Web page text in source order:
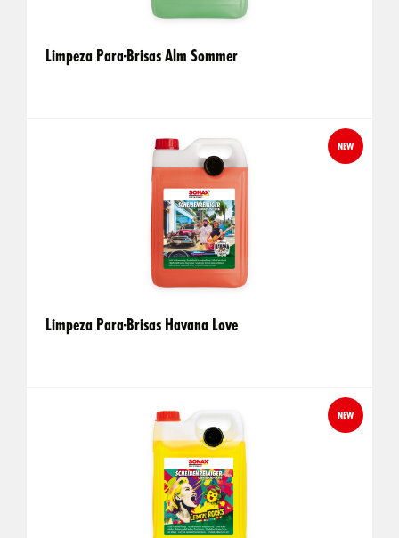
Limpeza Para-Brisas Alm Sommer
NEW
Limpeza Para-Brisas Havana Love
NEW